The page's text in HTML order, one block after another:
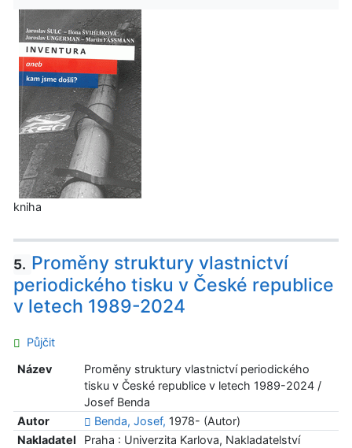
kniha
5. Proměny struktury vlastnictví
periodického tisku v České republice
v letech 1989-2024
Půjčit
Název
Proměny struktury vlastnictví periodického
tisku v České republice v letech 1989-2024 /
Josef Benda
Autor
Benda, Josef, 1978- (Autor)
Nakladatel
Praha : Univerzita Karlova, Nakladatelství